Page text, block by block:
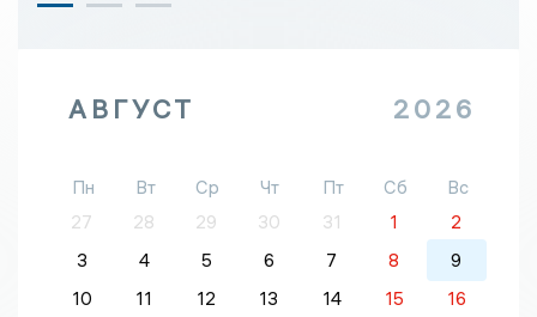
АВГУСТ 2026
Пн Вт Ср Чт Пт Сб
Вс
27
28 29 30 31 1
2
3
4 5 6 7 8
9
10
11 12 13 14 15
16